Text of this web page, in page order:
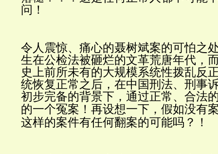
问！
令人震惊、痛心的聂树斌案的可怕之
生在公检法被砸烂的文革荒唐年代，
史上前所未有的大规模系统性拨乱反
统恢复正常之后，在中国刑法、刑事
初步完备的背景下，通过正常、合法
的一个冤案！ 再设想一下， 假如没有
这样的案件有任何翻案的可能吗？！